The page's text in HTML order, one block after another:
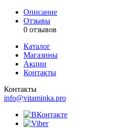
Описание
Отзывы
0 отзывов
Каталог
Магазины
Акции
Контакты
Контакты
info@vitaminka.pro